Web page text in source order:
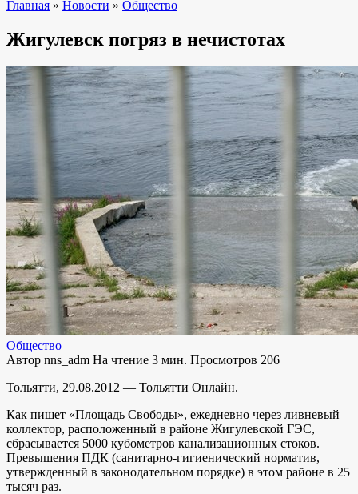
Главная » Новости » Общество
Жигулевск погряз в нечистотах
Общество
Автор nns_adm На чтение 3 мин. Просмотров 206
Тольятти, 29.08.2012 — Тольятти Онлайн.
Как пишет «Площадь Свободы», ежедневно через ливневый
коллектор, расположенный в районе Жигулевской ГЭС,
сбрасывается 5000 кубометров канализационных стоков.
Превышения ПДК (санитарно-гигиенический норматив,
утвержденный в законодательном порядке) в этом районе в 25
тысяч раз.